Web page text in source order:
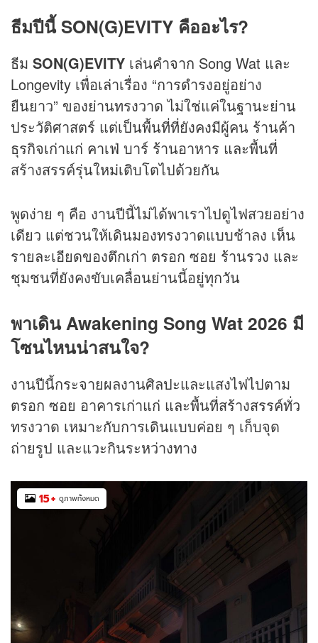
ธีมปีนี้ SON(G)EVITY คืออะไร?
ธีม SON(G)EVITY เล่นคำจาก Song Wat และ
Longevity เพื่อเล่าเรื่อง “การดำรงอยู่อย่าง
ยืนยาว” ของย่านทรงวาด ไม่ใช่แค่ในฐานะย่าน
ประวัติศาสตร์ แต่เป็นพื้นที่ที่ยังคงมีผู้คน ร้านค้า
ธุรกิจเก่าแก่ คาเฟ่ บาร์ ร้านอาหาร และพื้นที่
สร้างสรรค์รุ่นใหม่เติบโตไปด้วยกัน
พูดง่าย ๆ คือ งานปีนี้ไม่ได้พาเราไปดูไฟสวยอย่าง
เดียว แต่ชวนให้เดินมองทรงวาดแบบช้าลง เห็น
รายละเอียดของตึกเก่า ตรอก ซอย ร้านรวง และ
ชุมชนที่ยังคงขับเคลื่อนย่านนี้อยู่ทุกวัน
พาเดิน Awakening Song Wat 2026 มี
โซนไหนน่าสนใจ?
งานปีนี้กระจายผลงานศิลปะและแสงไฟไปตาม
ตรอก ซอย อาคารเก่าแก่ และพื้นที่สร้างสรรค์ทั่ว
ทรงวาด เหมาะกับการเดินแบบค่อย ๆ เก็บจุด
ถ่ายรูป และแวะกินระหว่างทาง
15+ ดูภาพทั้งหมด